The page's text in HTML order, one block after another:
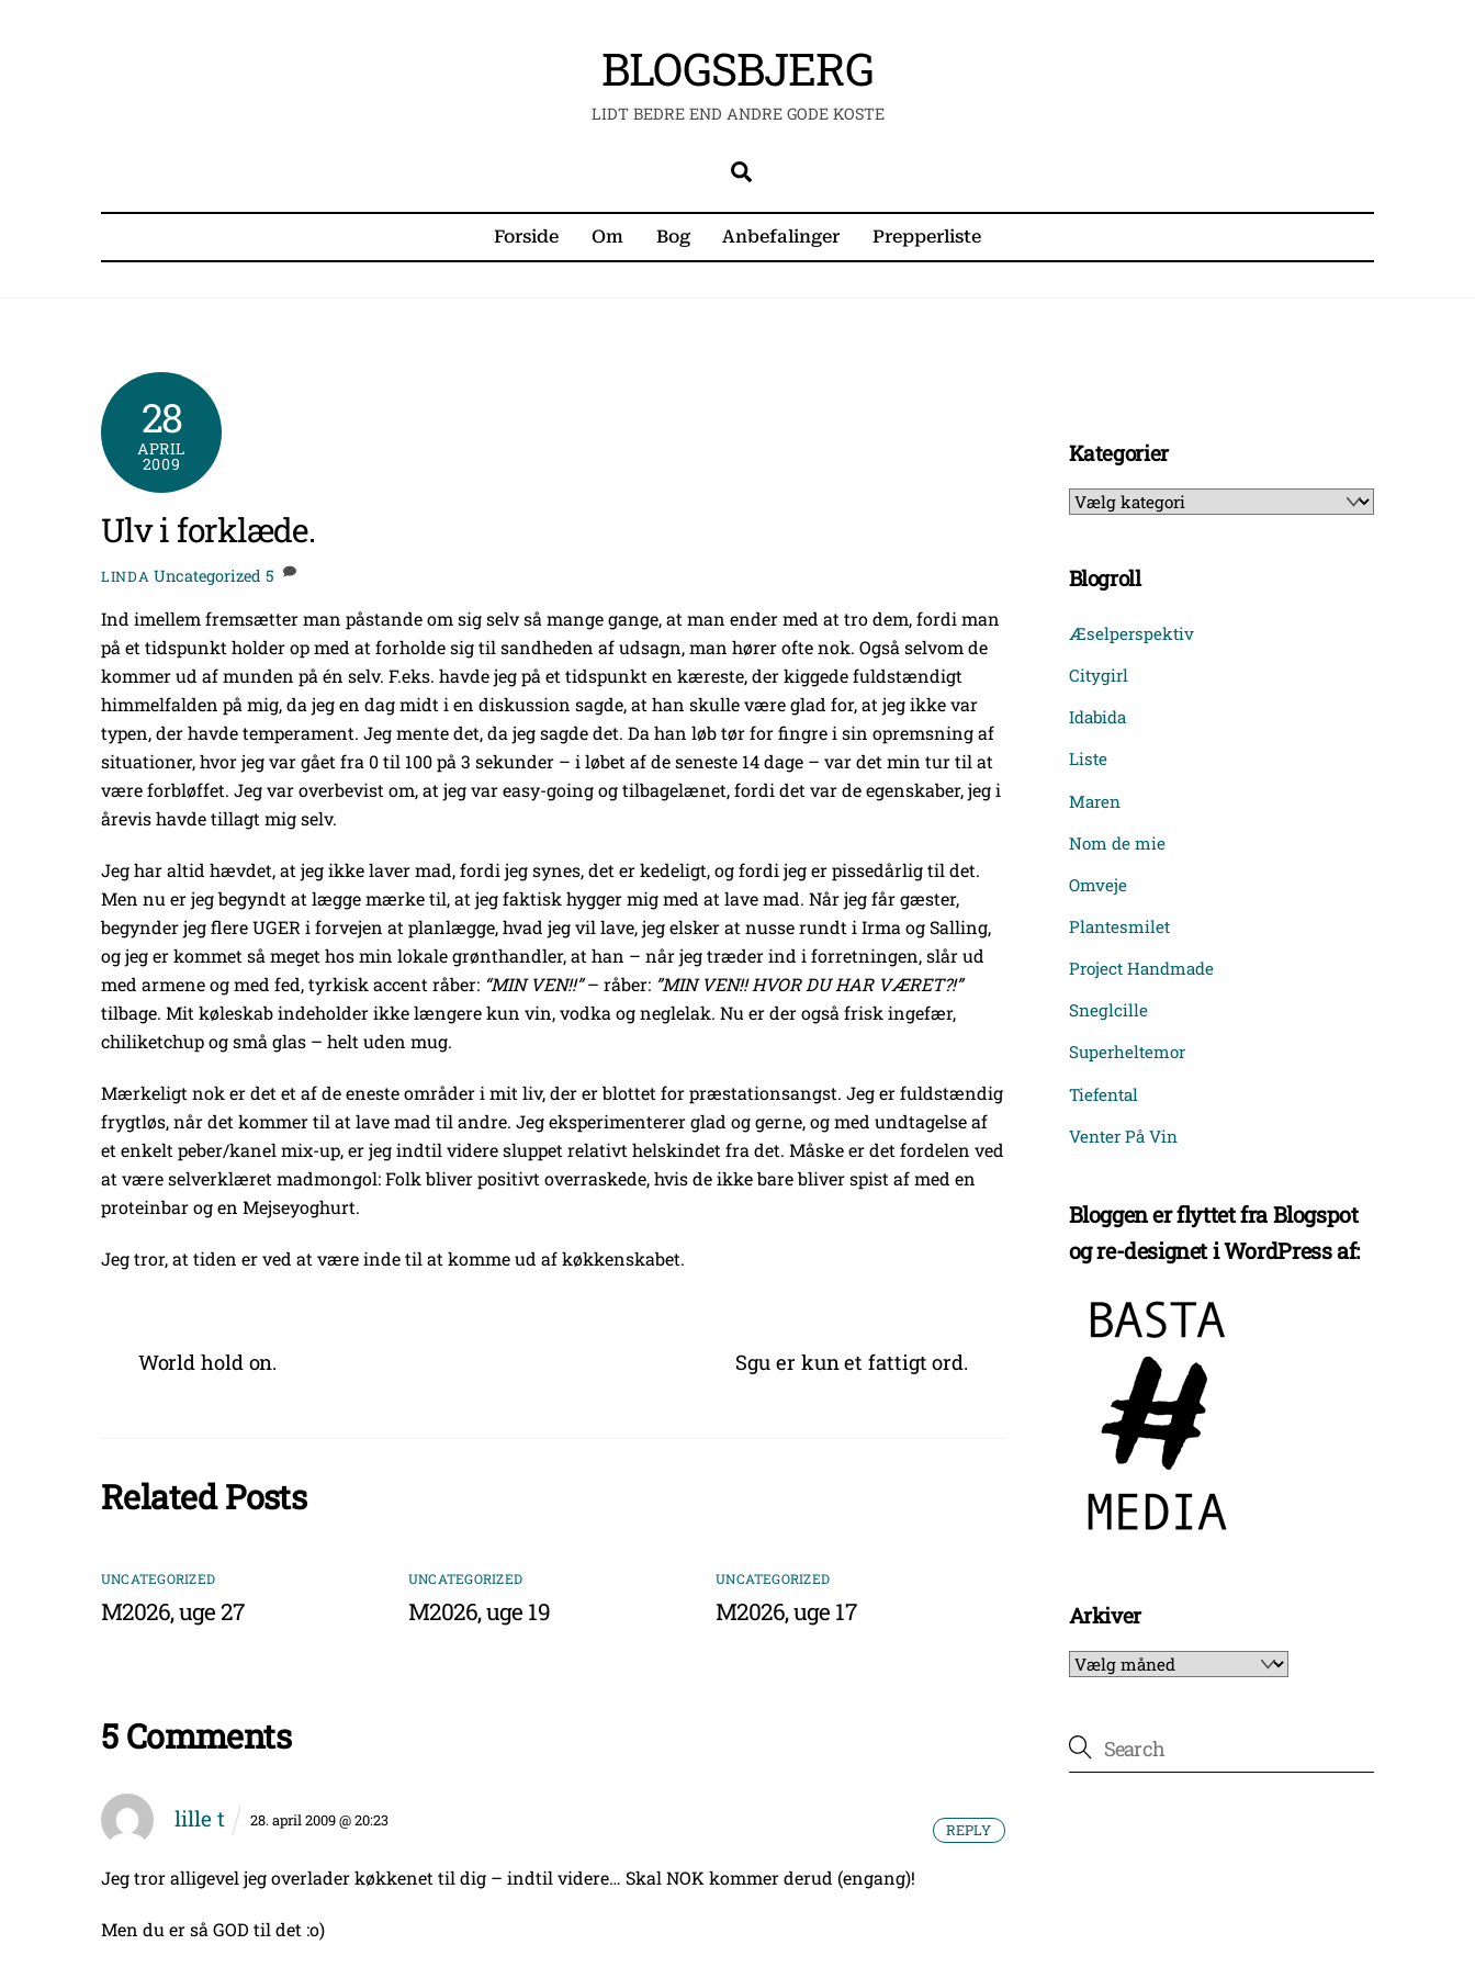
BLOGSBJERG
LIDT BEDRE END ANDRE GODE KOSTE
Forside Om Bog Anbefalinger Prepperliste
28
APRIL
2009
Ulv i forklæde.
LINDA Uncategorized 5
Ind imellem fremsætter man påstande om sig selv så mange gange, at man ender med at tro dem, fordi man
på et tidspunkt holder op med at forholde sig til sandheden af udsagn, man hører ofte nok. Også selvom de
kommer ud af munden på én selv. F.eks. havde jeg på et tidspunkt en kæreste, der kiggede fuldstændigt
himmelfalden på mig, da jeg en dag midt i en diskussion sagde, at han skulle være glad for, at jeg ikke var
typen, der havde temperament. Jeg mente det, da jeg sagde det. Da han løb tør for fingre i sin opremsning af
situationer, hvor jeg var gået fra 0 til 100 på 3 sekunder – i løbet af de seneste 14 dage – var det min tur til at
være forbløffet. Jeg var overbevist om, at jeg var easy-going og tilbagelænet, fordi det var de egenskaber, jeg i
årevis havde tillagt mig selv.
Jeg har altid hævdet, at jeg ikke laver mad, fordi jeg synes, det er kedeligt, og fordi jeg er pissedårlig til det.
Men nu er jeg begyndt at lægge mærke til, at jeg faktisk hygger mig med at lave mad. Når jeg får gæster,
begynder jeg flere UGER i forvejen at planlægge, hvad jeg vil lave, jeg elsker at nusse rundt i Irma og Salling,
og jeg er kommet så meget hos min lokale grønthandler, at han – når jeg træder ind i forretningen, slår ud
med armene og med fed, tyrkisk accent råber: “MIN VEN!!”– råber: ”MIN VEN!! HVOR DU HAR VÆRET?!”
tilbage. Mit køleskab indeholder ikke længere kun vin, vodka og neglelak. Nu er der også frisk ingefær,
chiliketchup og små glas – helt uden mug.
Mærkeligt nok er det et af de eneste områder i mit liv, der er blottet for præstationsangst. Jeg er fuldstændig
frygtløs, når det kommer til at lave mad til andre. Jeg eksperimenterer glad og gerne, og med undtagelse af
et enkelt peber/kanel mix-up, er jeg indtil videre sluppet relativt helskindet fra det. Måske er det fordelen ved
at være selverklæret madmongol: Folk bliver positivt overraskede, hvis de ikke bare bliver spist af med en
proteinbar og en Mejseyoghurt.
Jeg tror, at tiden er ved at være inde til at komme ud af køkkenskabet.
World hold on. Sgu er kun et fattigt ord.
Related Posts
UNCATEGORIZED
M2026, uge 27
UNCATEGORIZED
M2026, uge 19
UNCATEGORIZED
M2026, uge 17
5 Comments
lille t 28. april 2009 @ 20:23
Jeg tror alligevel jeg overlader køkkenet til dig – indtil videre… Skal NOK kommer derud (engang)!
Men du er så GOD til det :o)
REPLY
Kategorier
Kategorier
Blogroll
Æselperspektiv
Citygirl
Idabida
Liste
Maren
Nom de mie
Omveje
Plantesmilet
Project Handmade
Sneglcille
Superheltemor
Tiefental
Venter På Vin
Bloggen er flyttet fra Blogspot
og re-designet i WordPress af:
Arkiver
Arkiver